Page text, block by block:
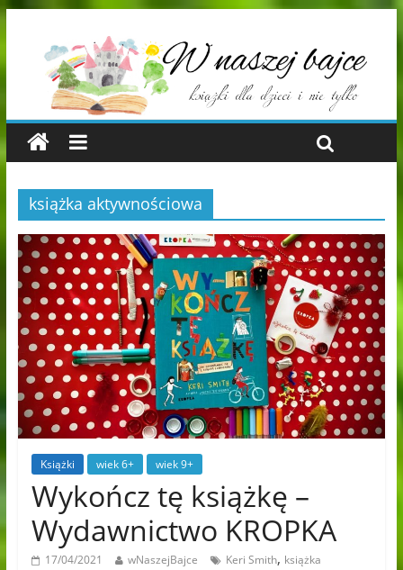
książka aktywnościowa
Książki wiek 6+ wiek 9+
Wykończ tę książkę –
Wydawnictwo KROPKA
17/04/2021 wNaszejBajce Keri Smith, książka